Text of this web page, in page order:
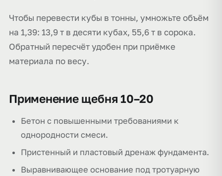
Чтобы перевести кубы в тонны, умножьте объём
на 1,39: 13,9 т в десяти кубах, 55,6 т в сорока.
Обратный пересчёт удобен при приёмке
материала по весу.
Применение щебня 10–20
Бетон с повышенными требованиями к
однородности смеси.
Пристенный и пластовый дренаж фундамента.
Выравнивающее основание под тротуарную